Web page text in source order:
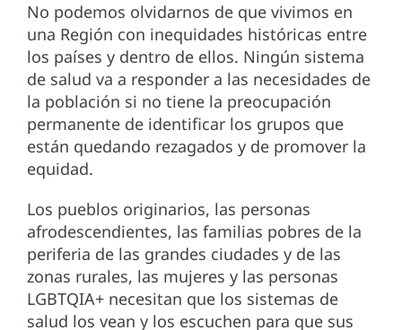
No podemos olvidarnos de que vivimos en
una Región con inequidades históricas entre
los países y dentro de ellos. Ningún sistema
de salud va a responder a las necesidades de
la población si no tiene la preocupación
permanente de identificar los grupos que
están quedando rezagados y de promover la
equidad.
Los pueblos originarios, las personas
afrodescendientes, las familias pobres de la
periferia de las grandes ciudades y de las
zonas rurales, las mujeres y las personas
LGBTQIA+ necesitan que los sistemas de
salud los vean y los escuchen para que sus